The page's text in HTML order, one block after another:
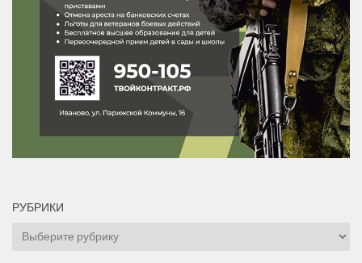
РУБРИКИ
Рубрики